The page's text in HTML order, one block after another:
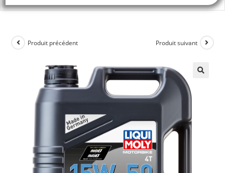
Produit précédent Produit suivant